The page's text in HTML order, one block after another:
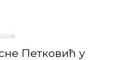
2018
Пeткoвић у